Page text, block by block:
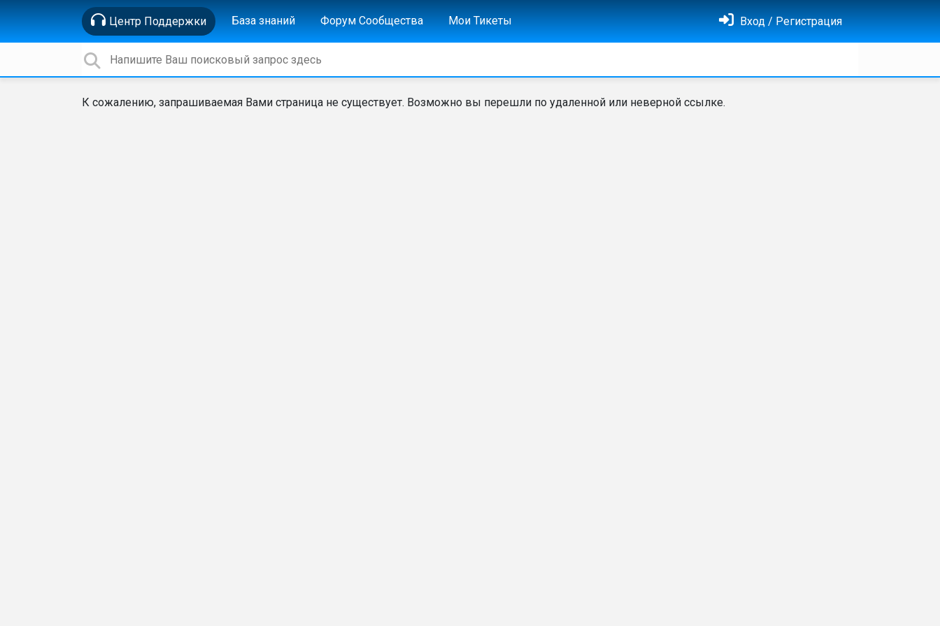
Центр Поддержки База знаний Форум Сообщества Мои Тикеты Вход / Регистрация
К сожалению, запрашиваемая Вами страница не существует. Возможно вы перешли по удаленной или неверной ссылке.